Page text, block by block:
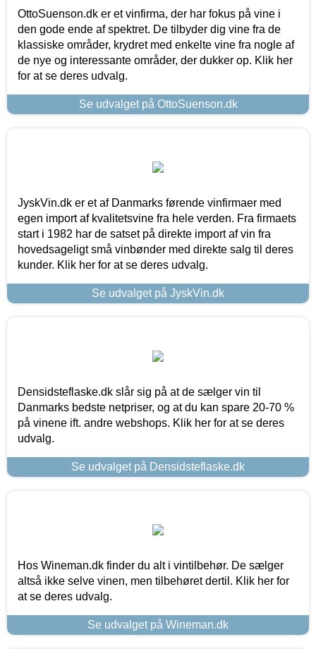
OttoSuenson.dk er et vinfirma, der har fokus på vine i
den gode ende af spektret. De tilbyder dig vine fra de
klassiske områder, krydret med enkelte vine fra nogle af
de nye og interessante områder, der dukker op. Klik her
for at se deres udvalg.
Se udvalget på OttoSuenson.dk
JyskVin.dk er et af Danmarks førende vinfirmaer med
egen import af kvalitetsvine fra hele verden. Fra firmaets
start i 1982 har de satset på direkte import af vin fra
hovedsageligt små vinbønder med direkte salg til deres
kunder. Klik her for at se deres udvalg.
Se udvalget på JyskVin.dk
Densidsteflaske.dk slår sig på at de sælger vin til
Danmarks bedste netpriser, og at du kan spare 20-70 %
på vinene ift. andre webshops. Klik her for at se deres
udvalg.
Se udvalget på Densidsteflaske.dk
Hos Wineman.dk finder du alt i vintilbehør. De sælger
altså ikke selve vinen, men tilbehøret dertil. Klik her for
at se deres udvalg.
Se udvalget på Wineman.dk